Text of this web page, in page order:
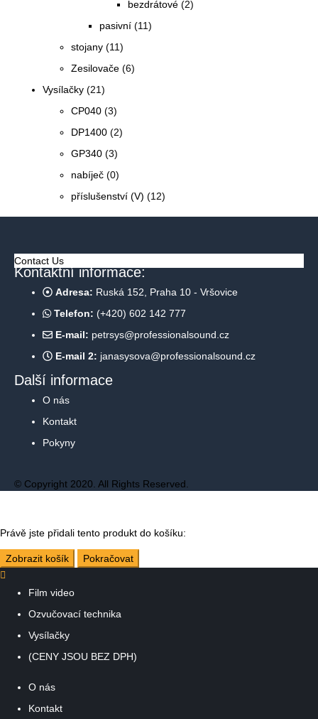
bezdrátové (2)
pasivní (11)
stojany (11)
Zesilovače (6)
Vysílačky (21)
CP040 (3)
DP1400 (2)
GP340 (3)
nabíječ (0)
příslušenství (V) (12)
Contact Us
Kontaktní informace:
Adresa: Ruská 152, Praha 10 - Vršovice
Telefon: (+420) 602 142 777
E-mail: petrsys@professionalsound.cz
E-mail 2: janasysova@professionalsound.cz
Další informace
O nás
Kontakt
Pokyny
© Copyright 2020. All Rights Reserved.
Právě jste přidali tento produkt do košíku:
Zobrazit košík Pokračovat
Film video
Ozvučovací technika
Vysílačky
(CENY JSOU BEZ DPH)
O nás
Kontakt